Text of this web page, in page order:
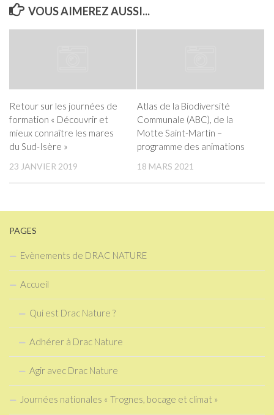
VOUS AIMEREZ AUSSI...
Retour sur les journées de
formation « Découvrir et
mieux connaître les mares
du Sud-Isère »
23 JANVIER 2019
Atlas de la Biodiversité
Communale (ABC), de la
Motte Saint-Martin –
programme des animations
18 MARS 2021
PAGES
Evènements de DRAC NATURE
Accueil
Qui est Drac Nature ?
Adhérer à Drac Nature
Agir avec Drac Nature
Journées nationales « Trognes, bocage et climat »